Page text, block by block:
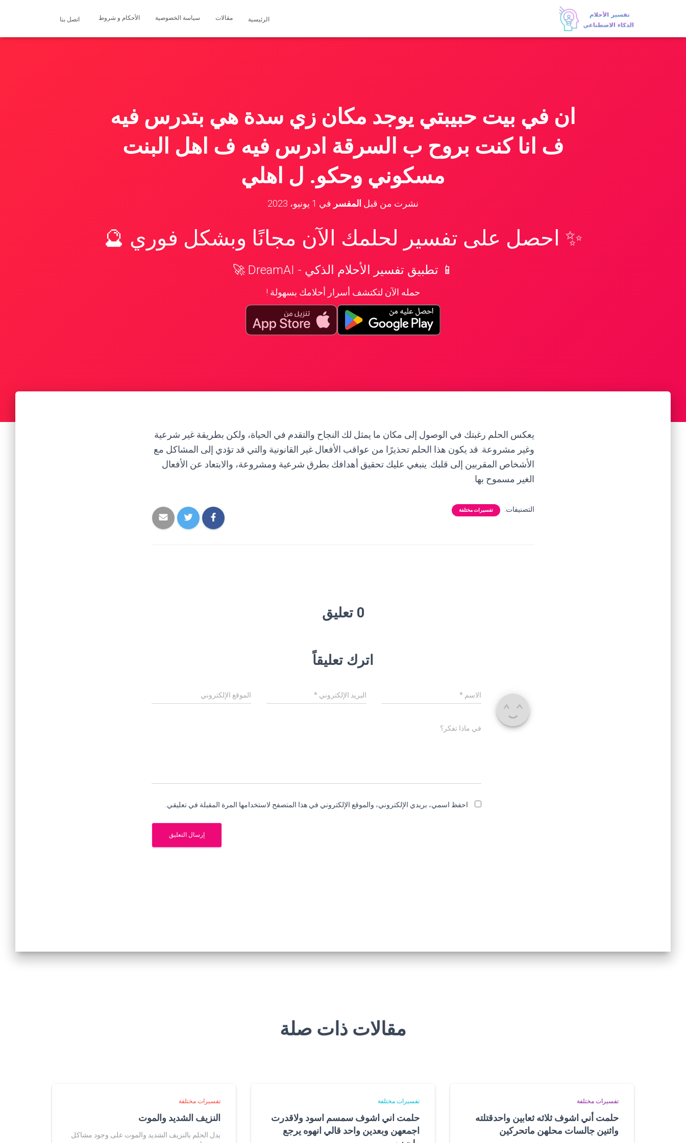
الرئيسية مقالات سياسة الخصوصية الأحكام و شروط اتصل بنا
ان في بيت حبيبتي يوجد مكان زي سدة هي بتدرس فيه
ف انا كنت بروح ب السرقة ادرس فيه ف اهل البنت
مسكوني وحكو. ل اهلي
نشرت من قبل المفسر في 1 يونيو، 2023
✨ احصل على تفسير لحلمك الآن مجانًا وبشكل فوري 🔮
📱 تطبيق تفسير الأحلام الذكي - DreamAI 🚀
حمله الآن لتكتشف أسرار أحلامك بسهولة !
يعكس الحلم رغبتك في الوصول إلى مكان ما يمثل لك النجاح والتقدم في الحياة، ولكن بطريقة غير شرعية
وغير مشروعة. قد يكون هذا الحلم تحذيرًا من عواقب الأفعال غير القانونية والتي قد تؤدي إلى المشاكل مع
الأشخاص المقربين إلى قلبك. ينبغي عليك تحقيق أهدافك بطرق شرعية ومشروعة، والابتعاد عن الأفعال
الغير مسموح بها.
التصنيفات: تفسيرات مختلفة
0 تعليق
اترك تعليقاً
الاسم * البريد الإلكتروني * الموقع الإلكتروني
في ماذا تفكر؟
احفظ اسمي، بريدي الإلكتروني، والموقع الإلكتروني في هذا المتصفح لاستخدامها المرة المقبلة في تعليقي.
مقالات ذات صلة
تفسيرات مختلفة
حلمت أني اشوف ثلاثه ثعابين واحدقتلته
واثنين جالسات محلهن ماتحركين
تفسيرات مختلفة
حلمت اني اشوف سمسم اسود ولاقدرت
اجمعهن وبعدين واحد قالي انهوه يرجع
تفسيرات مختلفة
النزيف الشديد والموت
يدل الحلم بالنزيف الشديد والموت على وجود مشاكل